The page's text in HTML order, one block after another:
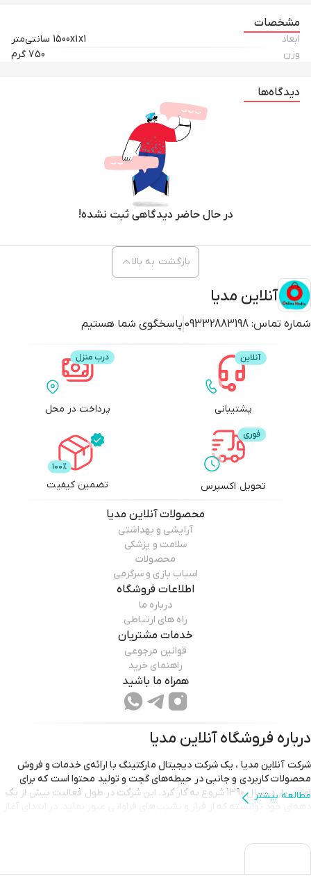
نور LED- دارای خروجی USB- کابل سخت انعطاف پذیر فنری بدون نیاز به نصب
برنامه جهت ویندوز XP- زاویه دید 62 درجه- با قابلیت عکسبرداری و فیلمبرداری-
موارد مورد استفاده و کاربردهای ویدئو بروسکوپ و دوربین کابلی یا دوربین
1- داخل کانال های هوا-
3- برطرف کننده عیوب سیم کشی-
4- مشاهده و بازرسی جوش های داخل کپسول ها و سیلندر ها-
مشخصات
ابعاد
1500x1x1 سانتی‌متر
وزن
750 گرم
دیدگاه‌ها
در حال حاضر دیدگاهی ثبت نشده!
آنلاین مدیا
شماره تماس: 09332883198 پاسخگوی شما هستیم
بازگشت به بالا
پشتیبانی پرداخت در محل
تحویل اکسپرس تضمین کیفیت
محصولاتآنلاین مدیا
آرایشی و بهداشتی
سلامت و پزشکی
محصولات
اسباب بازی و سرگرمی
اطلاعات فروشگاه
درباره ما
راه های ارتباطی
خدمات مشتریان
قوانین مرجوعی
راهنمای خرید
همراه ما باشید
درباره فروشگاهآنلاین مدیا
شرکت آنلاین مدیا ، یک شرکت دیجیتال مارکتینگ با ارائه‌ی خدمات و فروش
محصولات کاربردی و جانبی در حیطه‌های گجت و تولید محتوا است که برای
اولین بار در سال 1390 شروع به کار کرد. این شرکت در طول فعالیت بیش از یک
دهه‌‌ای خود توانسته که از فراز و نشیب‌های فراوانی عبور نماید. در ابتدای آغاز
را در زمره‌ی اولین فروشگاه های آنلاین قرار دهد که در زمینه‌ی خرید گروهی
مطالعه بیشتر